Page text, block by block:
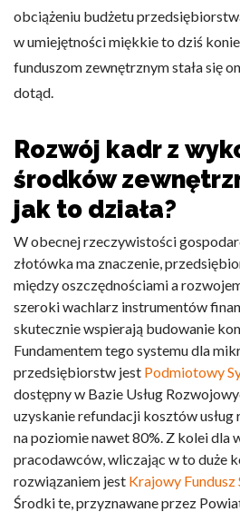
obciążeniu budżetu
w umiejętności miękkie to dziś
funduszom zewnętrznym stała się
dotąd.
Rozwój kadr z
środków
jak to działa?
W obecnej rzeczywistości
złotówka ma znaczenie,
między oszczędnościami a
szeroki wachlarz instrumentów
skutecznie wspierają budowanie
Fundamentem tego systemu dla
przedsiębiorstw jest Podmiotowy
dostępny w Bazie Usług
uzyskanie refundacji kosztów
na poziomie nawet 80%. Z kolei dla
pracodawców, wliczając w to duże
rozwiązaniem jest Krajowy Fundusz
Środki te, przyznawane przez